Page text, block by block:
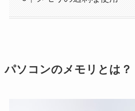
パソコンのメモリとは？